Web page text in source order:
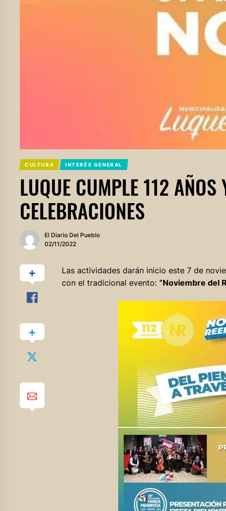
CULTURA INTERÉS GENERAL
LUQUE CUMPLE 112 AÑOS
CELEBRACIONES
El Diario Del Pueblo
02/11/2022
Las actividades darán inicio este 7 de
con el tradicional evento: “Noviembre del